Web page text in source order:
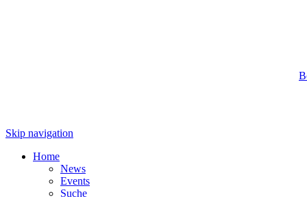
Skip navigation
Home
News
Events
Suche